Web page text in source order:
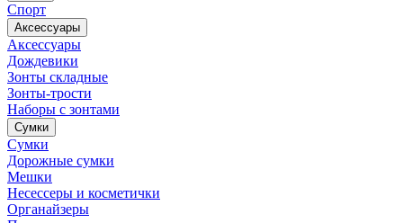
Спорт
Аксессуары
Аксессуары
Дождевики
Зонты складные
Зонты-трости
Наборы с зонтами
Сумки
Сумки
Дорожные сумки
Мешки
Несессеры и косметички
Органайзеры